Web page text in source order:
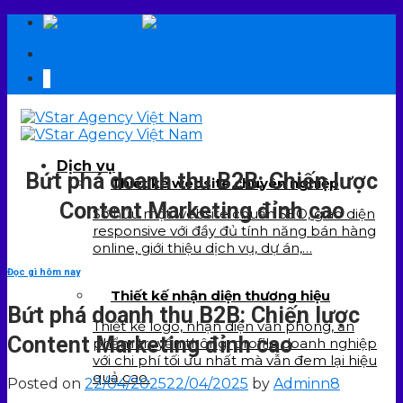
Skip
content
Dịch vụ
Thiết kế website chuyên nghiệp
Sở hữu một website chuẩn SEO, giao diện
responsive với đầy đủ tính năng bán hàng
online, giới thiệu dịch vụ, dự án,…
Thiết kế nhận diện thương hiệu
Thiết kế logo, nhận diện văn phòng, ấn
phẩm truyền thông, profile doanh nghiệp
với chi phí tối ưu nhất mà vẫn đem lại hiệu
quả cao.
Bứt phá doanh thu B2B: Chiến lược
Content Marketing đỉnh cao
Đọc gì hôm nay
Bứt phá doanh thu B2B: Chiến lược
Content Marketing đỉnh cao
Posted on 22/04/202522/04/2025 by Adminn8